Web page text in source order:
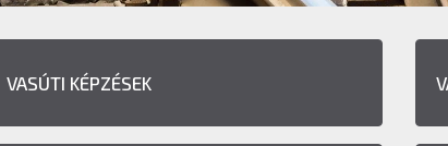
VASÚTI KÉPZÉSEK